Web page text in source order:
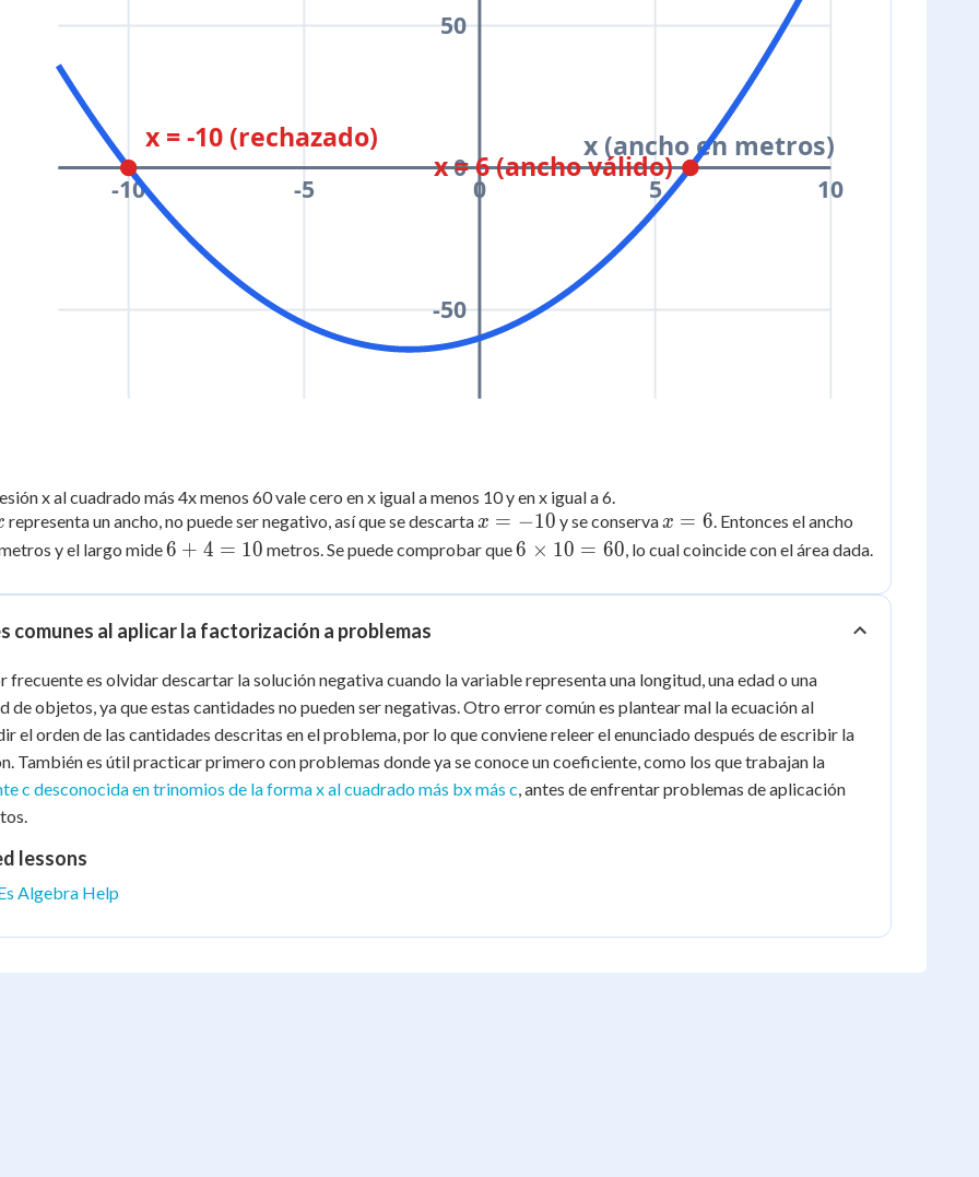
-10 -5 0 5 10
-50
0
50
x (ancho en metros)
x = -10 (rechazado)
x = 6 (ancho válido)
x al cuadrado más 4x menos 60 vale cero en x igual a menos 10 y en x igual a 6.
representa un ancho, no puede ser negativo, así que se descarta x
=
x = −10 y se conserva x
=
x = 6 . Entonces el ancho
y el largo mide6
4
=
6 + 4 = 10 metros. Se puede comprobar que6
10 =
6 × 10 = 60 , lo cual coincide con el área dada.
comunes al aplicar la factorización a problemas
frecuente es olvidar descartar la solución negativa cuando la variable representa una longitud, una edad o una
de objetos, ya que estas cantidades no pueden ser negativas. Otro error común es plantear mal la ecuación al
el orden de las cantidades descritas en el problema, por lo que conviene releer el enunciado después de escribir la
También es útil practicar primero con problemas donde ya se conoce un coeficiente, como los que trabajan la
c desconocida en trinomios de la forma x al cuadrado más bx más c , antes de enfrentar problemas de aplicación
lessons
Algebra Help